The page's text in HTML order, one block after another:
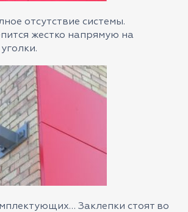
отсутствие системы.
жестко напрямую на
Заклепки стоят во